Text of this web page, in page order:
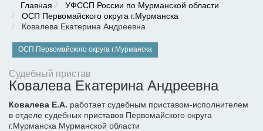
Главная
УФССП России по Мурманской области
ОСП Первомайского округа г.Мурманска
Ковалева Екатерина Андреевна
ОСП Первомайского округа г.Мурманска
Судебный пристав
Ковалева Екатерина Андреевна
Ковалева Е.А. работает судебным приставом-исполнителем
в отделе судебных приставов Первомайского округа
г.Мурманска Мурманской области